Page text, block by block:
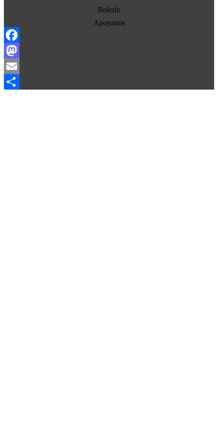
Oriente Medio
Norte-Sur
Sociedad
Ojo con los medios
Boletín
Apoyanos
Facebook
Mastodon
Email